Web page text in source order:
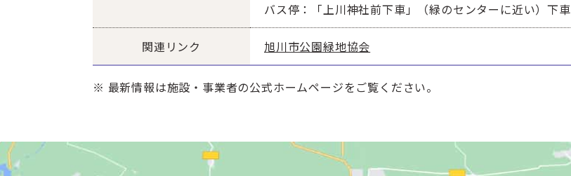
バス停：「上川神社前下車」（緑のセンターに近い）下車
関連リンク 旭川市公園緑地協会
※ 最新情報は施設・事業者の公式ホームページをご覧ください。